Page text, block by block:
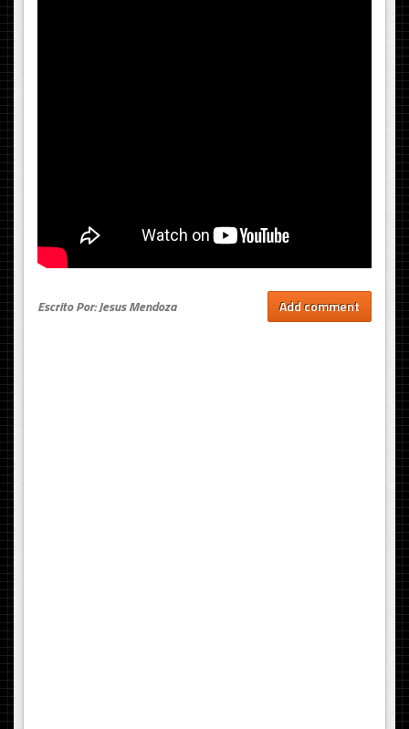
Escrito Por: Jesus Mendoza Add comment